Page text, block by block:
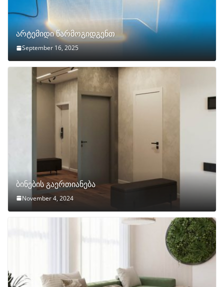
არტემიდი წარმოგიდგენთ
September 16, 2025
ბინების გაერთიანება
November 4, 2024